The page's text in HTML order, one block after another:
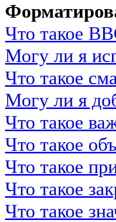
Что такое
Могу ли я
Что такое
Могу ли я
Что такое
Что такое
Что такое
Что такое
Что такое